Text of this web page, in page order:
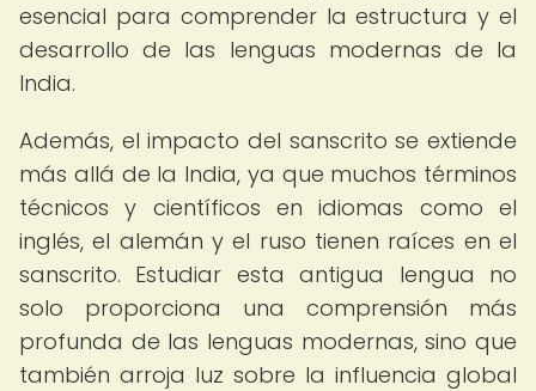
esencial para comprender la estructura y el
desarrollo de las lenguas modernas de la
India.
Además, el impacto del sanscrito se extiende
más allá de la India, ya que muchos términos
técnicos y científicos en idiomas como el
inglés, el alemán y el ruso tienen raíces en el
sanscrito. Estudiar esta antigua lengua no
solo proporciona una comprensión más
profunda de las lenguas modernas, sino que
también arroja luz sobre la influencia global